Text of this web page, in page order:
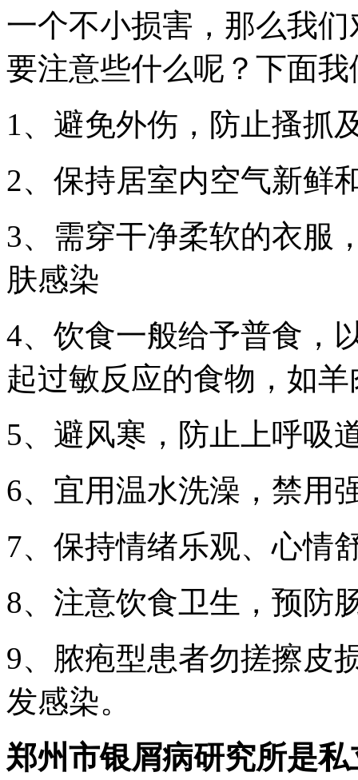
一个不小损害，那么我
要注意些什么呢？下面
1、避免外伤，防止搔抓
2、保持居室内空气新鲜
3、需穿干净柔软的衣服
肤感染
4、饮食一般给予普食，
起过敏反应的食物，如
5、避风寒，防止上呼吸
6、宜用温水洗澡，禁用
7、保持情绪乐观、心情
8、注意饮食卫生，预防
9、脓疱型患者勿搓擦皮
发感染。
郑州市银屑病研究所是